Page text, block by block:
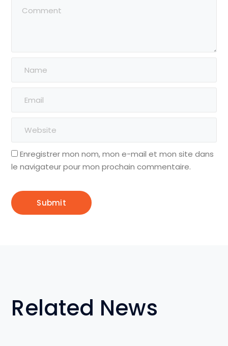
Enregistrer mon nom, mon e-mail et mon site dans
le navigateur pour mon prochain commentaire.
Related News